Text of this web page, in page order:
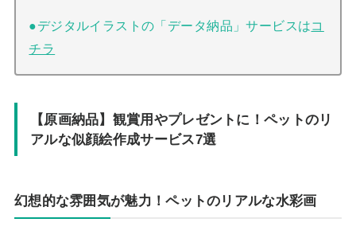
●デジタルイラストの「データ納品」サービスはコ
チラ
【原画納品】観賞用やプレゼントに！ペットのリ
アルな似顔絵作成サービス7選
幻想的な雰囲気が魅力！ペットのリアルな水彩画